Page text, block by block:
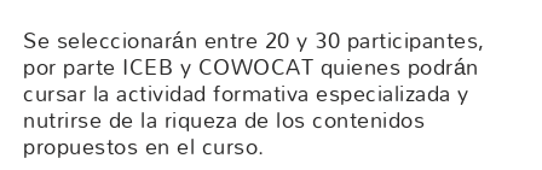
Se seleccionarán entre 20 y 30 participantes,
por parte ICEB y COWOCAT quienes podrán
cursar la actividad formativa especializada y
nutrirse de la riqueza de los contenidos
propuestos en el curso.